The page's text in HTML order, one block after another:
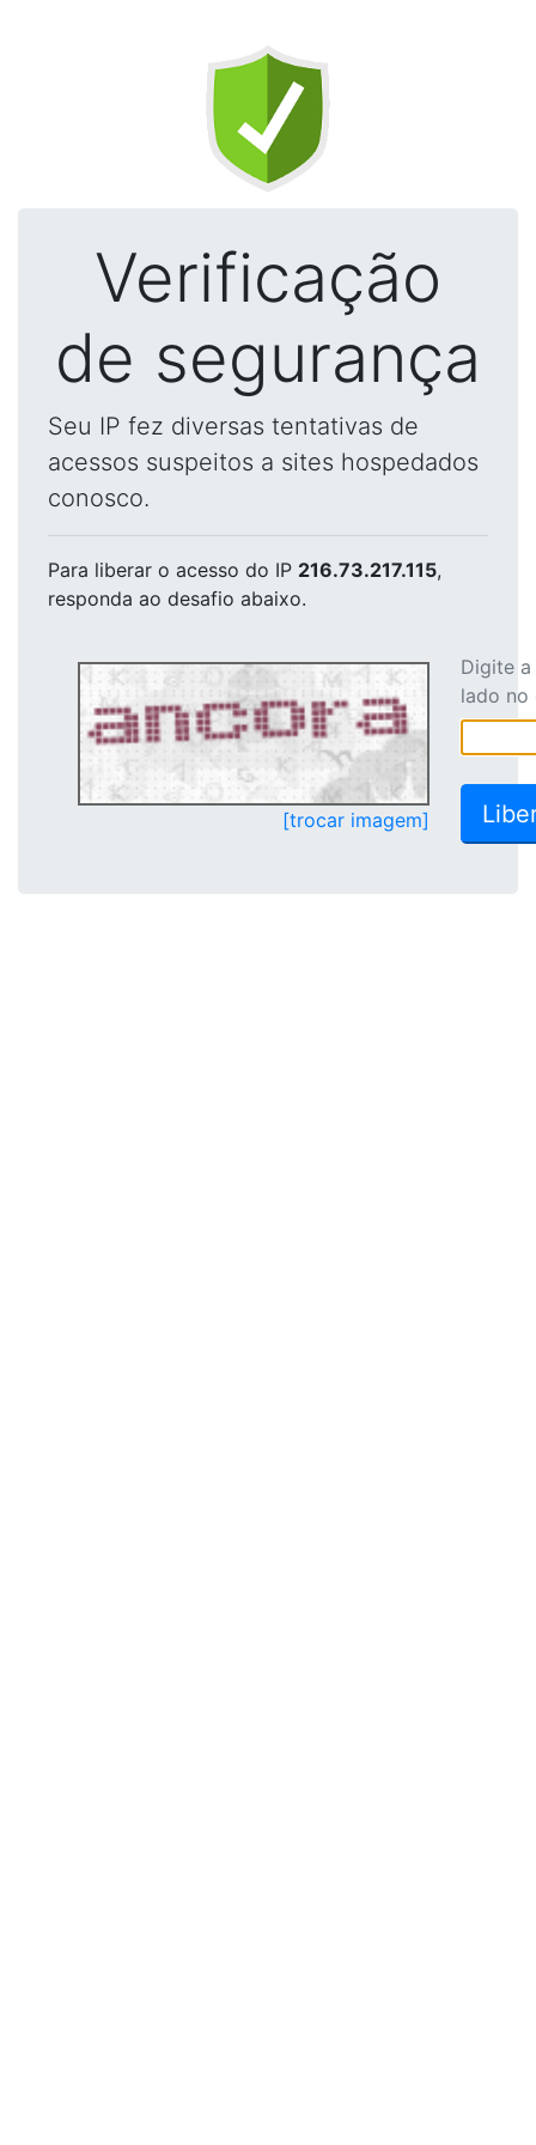
Verificação
de segurança
Seu IP fez diversas tentativas de
acessos suspeitos a sites hospedados
conosco.
Para liberar o acesso do IP 216.73.217.115,
responda ao desafio abaixo.
[trocar imagem]
Digite
lado no